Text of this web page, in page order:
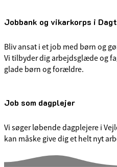
Jobbank og vikarkorps i
Bliv ansat i et job med børn og
Vi tilbyder dig arbejdsglæde og
glade børn og forældre.
Job som dagplejer
Vi søger løbende dagplejere i
kan måske give dig et helt nyt